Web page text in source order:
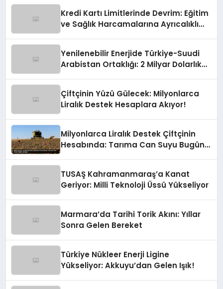
Kredi Kartı Limitlerinde Devrim: Eğitim
ve Sağlık Harcamalarına Ayrıcalıklı
Yenilenebilir Enerjide Türkiye-Suudi
Arabistan Ortaklığı: 2 Milyar Dolarlık
Çiftçinin Yüzü Gülecek: Milyonlarca
Liralık Destek Hesaplara Akıyor!
Milyonlarca Liralık Destek Çiftçinin
Hesabında: Tarıma Can Suyu Bugün
TUSAŞ Kahramanmaraş’a Kanat
Geriyor: Milli Teknoloji Üssü Yükseliyor
Marmara’da Tarihi Torik Akını: Yıllar
Sonra Gelen Bereket
Türkiye Nükleer Enerji Ligine
Yükseliyor: Akkuyu’dan Gelen Işık!